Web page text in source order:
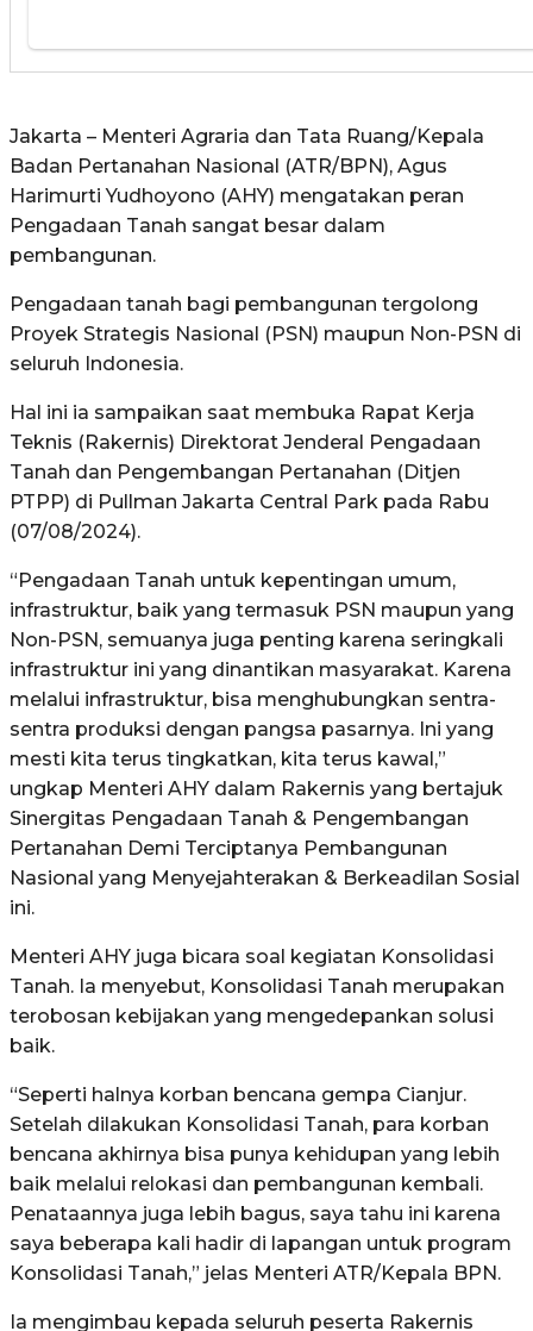
Jakarta – Menteri Agraria dan Tata Ruang/Kepala
Badan Pertanahan Nasional (ATR/BPN), Agus
Harimurti Yudhoyono (AHY) mengatakan peran
Pengadaan Tanah sangat besar dalam
pembangunan.
Pengadaan tanah bagi pembangunan tergolong
Proyek Strategis Nasional (PSN) maupun Non-PSN di
seluruh Indonesia.
Hal ini ia sampaikan saat membuka Rapat Kerja
Teknis (Rakernis) Direktorat Jenderal Pengadaan
Tanah dan Pengembangan Pertanahan (Ditjen
PTPP) di Pullman Jakarta Central Park pada Rabu
(07/08/2024).
“Pengadaan Tanah untuk kepentingan umum,
infrastruktur, baik yang termasuk PSN maupun yang
Non-PSN, semuanya juga penting karena seringkali
infrastruktur ini yang dinantikan masyarakat. Karena
melalui infrastruktur, bisa menghubungkan sentra-
sentra produksi dengan pangsa pasarnya. Ini yang
mesti kita terus tingkatkan, kita terus kawal,”
ungkap Menteri AHY dalam Rakernis yang bertajuk
Sinergitas Pengadaan Tanah & Pengembangan
Pertanahan Demi Terciptanya Pembangunan
Nasional yang Menyejahterakan & Berkeadilan Sosial
ini.
Menteri AHY juga bicara soal kegiatan Konsolidasi
Tanah. Ia menyebut, Konsolidasi Tanah merupakan
terobosan kebijakan yang mengedepankan solusi
baik.
“Seperti halnya korban bencana gempa Cianjur.
Setelah dilakukan Konsolidasi Tanah, para korban
bencana akhirnya bisa punya kehidupan yang lebih
baik melalui relokasi dan pembangunan kembali.
Penataannya juga lebih bagus, saya tahu ini karena
saya beberapa kali hadir di lapangan untuk program
Konsolidasi Tanah,” jelas Menteri ATR/Kepala BPN.
Ia mengimbau kepada seluruh peserta Rakernis